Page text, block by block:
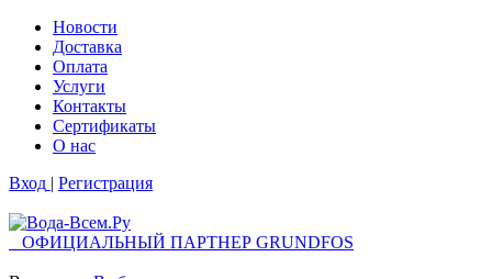
Новости
Доставка
Оплата
Услуги
Контакты
Cертификаты
О нас
Вход | Регистрация
ОФИЦИАЛЬНЫЙ ПАРТНЕР GRUNDFOS